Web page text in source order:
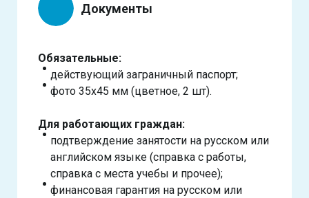
Документы
Обязательные:
действующий заграничный паспорт;
фото 35х45 мм (цветное, 2 шт).
Для работающих граждан:
подтверждение занятости на русском или
английском языке (справка с работы,
справка с места учебы и прочее);
финансовая гарантия на русском или